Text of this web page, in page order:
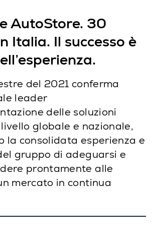
AutoStore. 30
Italia. Il successo è
del 2021 conferma
leader
delle soluzioni
globale e nazionale,
la consolidata esperienza e
gruppo di adeguarsi e
prontamente alle
mercato in continua